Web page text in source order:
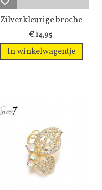
Zilverkleurige broche
met 2...
€ 14,95
In winkelwagentje